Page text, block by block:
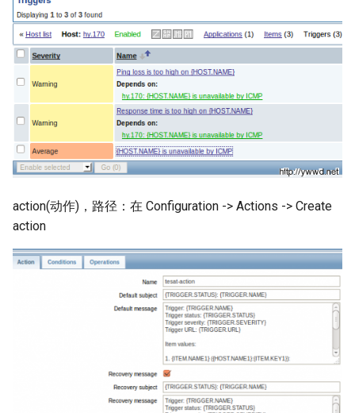
Docker login 登陆远程仓库
Docker tag 为镜像打标记
使用 Dockerfile 创建镜像
Docker 保存和加载镜像
Docker 操作系统级虚拟化技
Docker 容器技术
Docker 容器技术大会
使用 logrotate 转储日志
使用 Pecl 安装 imagick扩展
使用 parted 调整磁盘分区大
小
Rsyslog 配置文件
Apache ab压力测试工具
updatedb 与 locate 命令
Linux 网卡 Can't load firmware
VMware ESXi 虚拟机分配超
过2TB的虚拟磁盘
VMware ESXi 配置SNMP服务
百万PV项目与虚拟化方案
VMware ESXi 设置虚拟机自
VMware ESXi 资源限制
VMware vCenter 虚拟机克隆
VMware vSphere Hypervisor
action(动作)，路径：在 Configuration -> Actions -> Create
action